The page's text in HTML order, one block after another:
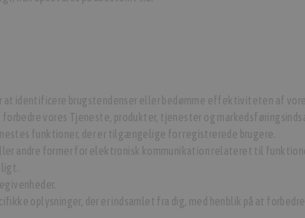
at identificere brugstendenser eller bedømme effektiviteten af
vores Tjeneste, produkter, tjenester og
funktioner, der er tilgængelige for registrerede brugere.
andre former for elektronisk kommunikation relateret til
oplysninger, der er indsamlet fra dig, med henblik på at